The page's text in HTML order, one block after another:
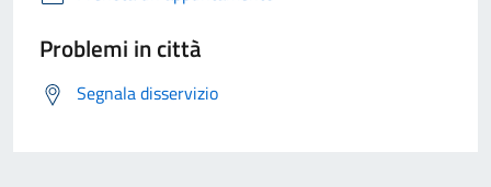
Problemi in città
Segnala disservizio